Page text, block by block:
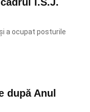
a ocupat posturile
după Anul